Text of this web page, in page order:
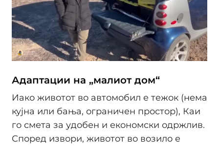
Адаптации на „малиот дом“
Иако животот во автомобил е тежок (нема
кујна или бања, ограничен простор), Каи
го смета за удобен и економски одржлив.
Според извори, животот во возило е